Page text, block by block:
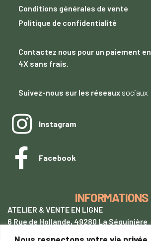
Conditions générales de vente
Politique de confidentialité
Contactez nous pour un paiement en
4X sans frais.
Suivez-nous sur les réseaux sociaux
Instagram
Facebook
INFORMATIONS
ATELIER & VENTE EN LIGNE
6 Rue de Hollande, 49280 La Séguinière